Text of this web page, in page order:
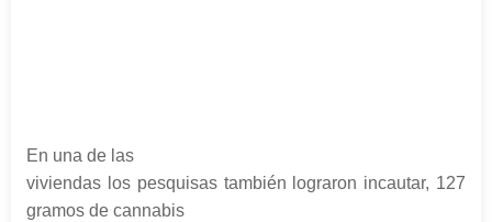
En una de las
viviendas los pesquisas también lograron incautar, 127
gramos de cannabis